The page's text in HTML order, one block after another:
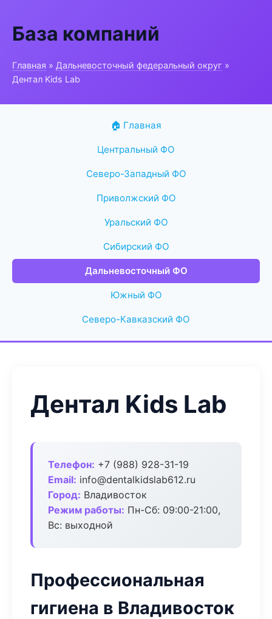
База компаний
Главная » Дальневосточный федеральный округ »
Дентал Kids Lab
🏠 Главная
Центральный ФО
Северо-Западный ФО
Приволжский ФО
Уральский ФО
Сибирский ФО
Дальневосточный ФО
Южный ФО
Северо-Кавказский ФО
Дентал Kids Lab
Телефон: +7 (988) 928-31-19
Email: info@dentalkidslab612.ru
Город: Владивосток
Режим работы: Пн-Сб: 09:00-21:00,
Вс: выходной
Профессиональная
гигиена в Владивосток